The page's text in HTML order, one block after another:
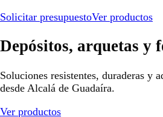
Solicitar presupuestoVer productos
Depósitos, arquetas y
Soluciones resistentes, duraderas y
desde Alcalá de Guadaíra.
Ver productos